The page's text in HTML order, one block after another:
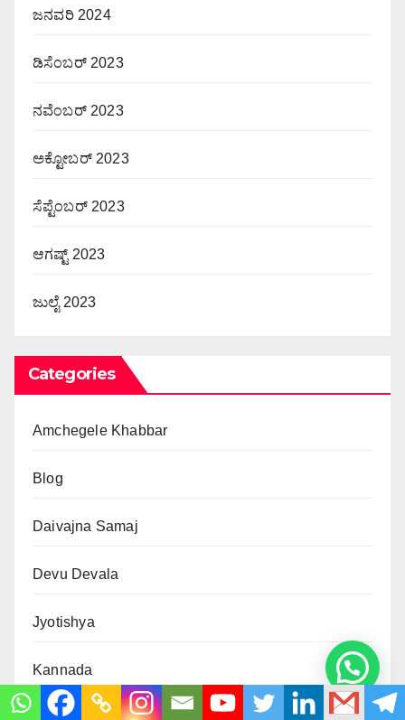
ಜನವರಿ 2024
ಡಿಸೆಂಬರ್ 2023
ನವೆಂಬರ್ 2023
ಅಕ್ಟೋಬರ್ 2023
ಸೆಪ್ಟೆಂಬರ್ 2023
ಆಗಷ್ಟ್ 2023
ಜುಲೈ 2023
Categories
Amchegele Khabbar
Blog
Daivajna Samaj
Devu Devala
Jyotishya
Kannada